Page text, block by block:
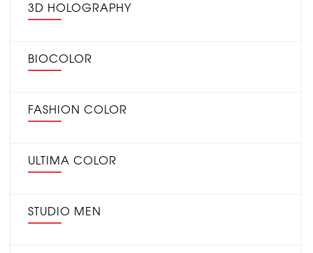
3D HOLOGRAPHY
BIOCOLOR
FASHION COLOR
ULTIMA COLOR
STUDIO MEN